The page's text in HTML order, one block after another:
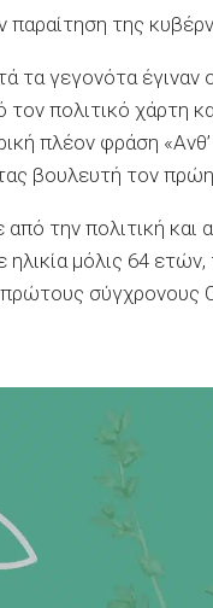
παραίτηση της
τα γεγονότα
τον πολιτικό χάρτη
πλέον φράση
βουλευτή τον
την πολιτική
ηλικία μόλις 64
σύγχρονους